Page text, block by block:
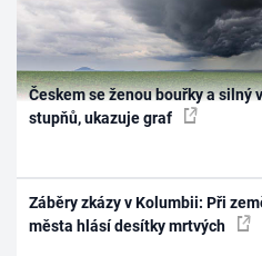
Českem se ženou bouřky a silný
stupňů, ukazuje graf
Záběry zkázy v Kolumbii: Při
města hlásí desítky mrtvých